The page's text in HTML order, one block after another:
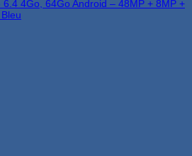
4Go, 64Go Android – 48MP + 8MP +